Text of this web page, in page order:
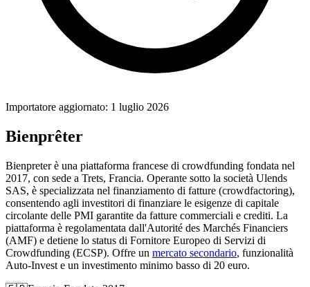
Importatore aggiornato: 1 luglio 2026
Bienprêter
Bienpreter è una piattaforma francese di crowdfunding fondata nel
2017, con sede a Trets, Francia. Operante sotto la società Ulends
SAS, è specializzata nel finanziamento di fatture (crowdfactoring),
consentendo agli investitori di finanziare le esigenze di capitale
circolante delle PMI garantite da fatture commerciali e crediti. La
piattaforma è regolamentata dall'Autorité des Marchés Financiers
(AMF) e detiene lo status di Fornitore Europeo di Servizi di
Crowdfunding (ECSP). Offre un mercato secondario, funzionalità
Auto-Invest e un investimento minimo basso di 20 euro.